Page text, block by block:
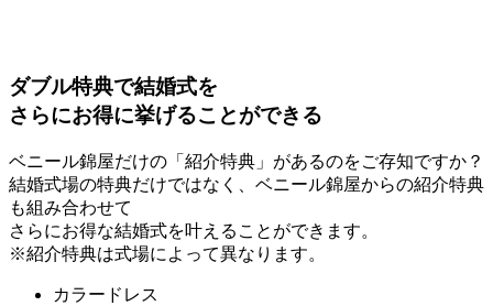
ダブル特典で結婚式を
さらにお得に挙げることができる
ベニール錦屋だけの「紹介特典」があるのをご存知ですか？
結婚式場の特典だけではなく、ベニール錦屋からの紹介特典
も組み合わせて
さらにお得な結婚式を叶えることができます。
※紹介特典は式場によって異なります。
カラードレス